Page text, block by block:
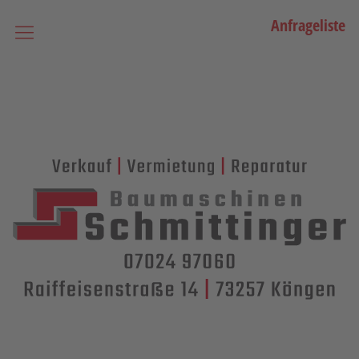
Anfrageliste
Bagger
Lader / Planiermaschinen
Lasergesteuerte Maschinen
Teleskopmaschinen
Miniraupenkrane